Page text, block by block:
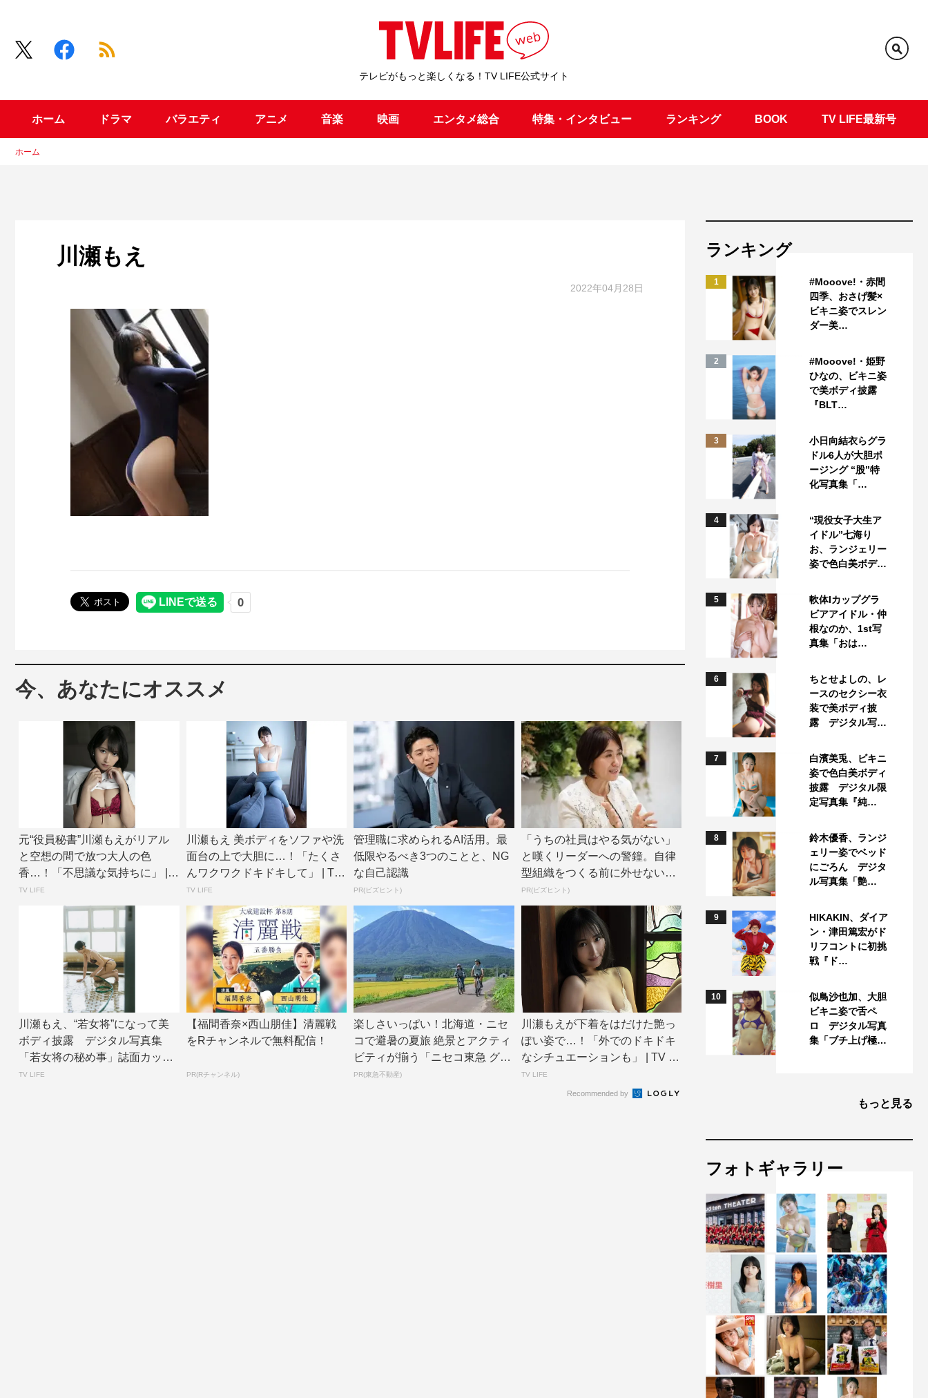
テレビがもっと楽しくなる！TV LIFE公式サイト
ホーム ドラマ バラエティ アニメ 音楽 映画 エンタメ総合 特集・インタビュー ランキング BOOK TV LIFE最新号
ホーム
川瀬もえ
2022年04月28日
今、あなたにオススメ
元“役員秘書”川瀬もえがリアル
と空想の間で放つ大人の色
香…！「不思議な気持ちに」 | T
V LIFE...
TV LIFE
川瀬もえ 美ボディをソファや洗
面台の上で大胆に…！「たくさ
んワクワクドキドキして」 | TV
LIF...
TV LIFE
管理職に求められるAI活用。最
低限やるべき3つのことと、NG
な自己認識
PR(ビズヒント)
「うちの社員はやる気がない」
と嘆くリーダーへの警鐘。自律
型組織をつくる前に外せない、
たった一つの順番
PR(ビズヒント)
川瀬もえ、“若女将”になって美
ボディ披露 デジタル写真集
「若女将の秘め事」誌面カット
公開 | TV ...
TV LIFE
【福間香奈×西山朋佳】清麗戦
をRチャンネルで無料配信！
PR(Rチャンネル)
楽しさいっぱい！北海道・ニセ
コで避暑の夏旅 絶景とアクティ
ビティが揃う「ニセコ東急 グラ
ン・ヒラフ」...
PR(東急不動産)
川瀬もえが下着をはだけた艶っ
ぽい姿で…！「外でのドキドキ
なシチュエーションも」 | TV LI
FE ...
TV LIFE
Recommended by
ランキング
1
#Mooove!・赤間
四季、おさげ髪×
ビキニ姿でスレン
ダー美…
2
#Mooove!・姫野
ひなの、ビキニ姿
で美ボディ披露
『BLT…
3
小日向結衣らグラ
ドル6人が大胆ポ
ージング “股”特
化写真集「…
4
“現役女子大生ア
イドル”七海り
お、ランジェリー
姿で色白美ボデ…
5
軟体Iカップグラ
ビアアイドル・仲
根なのか、1st写
真集「おは…
6
ちとせよしの、レ
ースのセクシー衣
装で美ボディ披
露 デジタル写…
7
白濱美兎、ビキニ
姿で色白美ボディ
披露 デジタル限
定写真集『純…
8
鈴木優香、ランジ
ェリー姿でベッド
にごろん デジタ
ル写真集「艶…
9
HIKAKIN、ダイア
ン・津田篤宏がド
リフコントに初挑
戦『ド…
10
似鳥沙也加、大胆
ビキニ姿で舌ペ
ロ デジタル写真
集「ブチ上げ極…
もっと見る
フォトギャラリー